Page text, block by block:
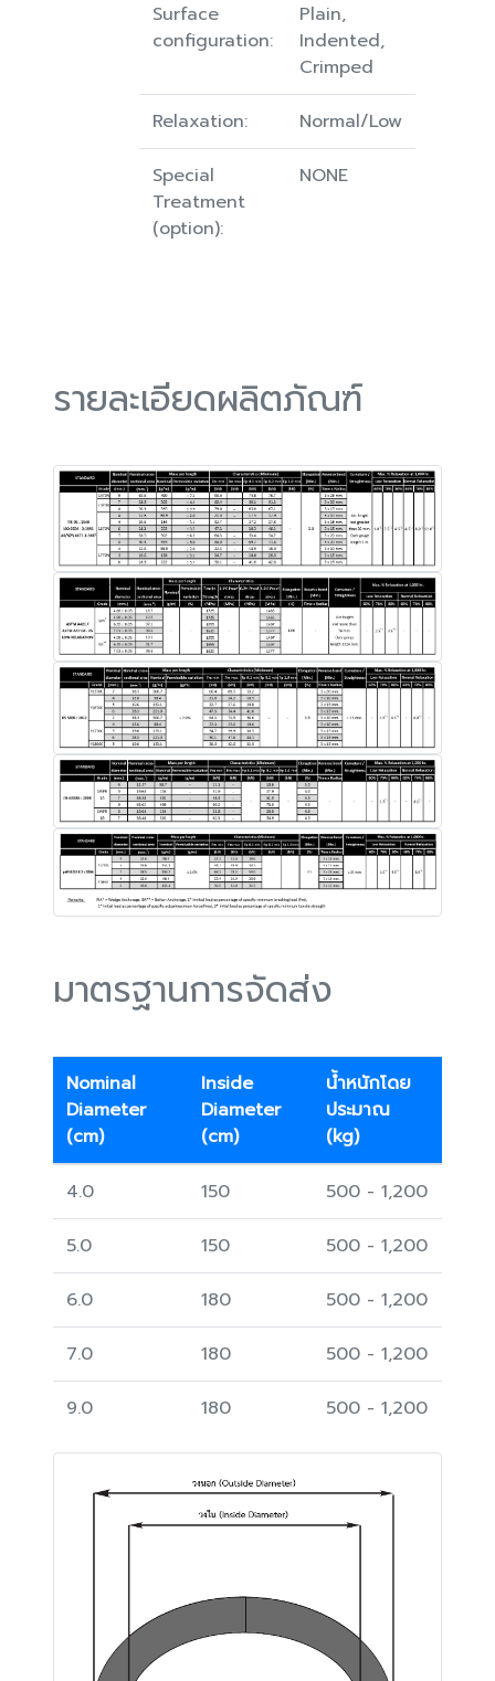
Surface
configuration:
Plain,
Indented,
Crimped
Relaxation: Normal/Low
Special
Treatment
(option):
NONE
รายละเอียดผลิตภัณฑ์
มาตรฐานการจัดส่ง
Nominal
Diameter
(cm)
Inside
Diameter
(cm)
น้ำหนักโดย
ประมาณ
(kg)
4.0 150 500 - 1,200
5.0 150 500 - 1,200
6.0 180 500 - 1,200
7.0 180 500 - 1,200
9.0 180 500 - 1,200